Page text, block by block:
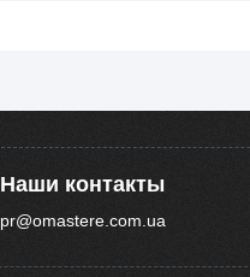
Наши контакты
pr@omastere.com.ua